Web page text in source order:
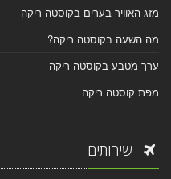
מזג האוויר בערים בקוסטה ריקה
מה השעה בקוסטה ריקה?
ערך מטבע בקוסטה ריקה
מפת קוסטה ריקה
שירותים